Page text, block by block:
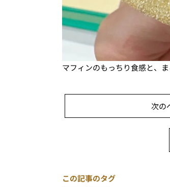
マフィンのもっちり食感と、
次の
この記事のタグ